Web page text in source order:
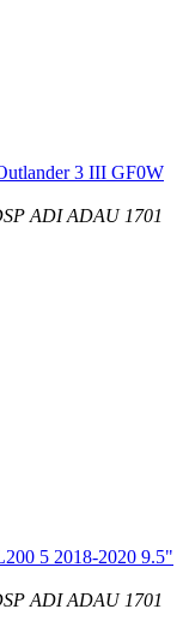
3 III GF0W
ADI ADAU 1701
5 2018-2020 9.5"
ADI ADAU 1701